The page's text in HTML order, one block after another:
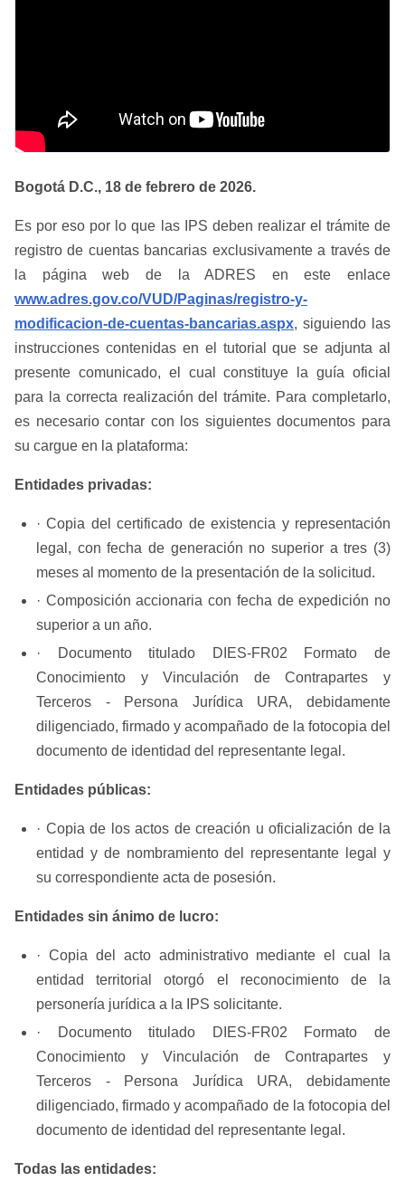
Bogotá D.C., 18 de febrero de 2026.
Es por eso por lo que las IPS deben realizar el trámite de
registro de cuentas bancarias exclusivamente a través de
la página web de la ADRES en este enlace
www.adres.gov.co/VUD/Paginas/registro-y-
modificacion-de-cuentas-bancarias.aspx, siguiendo las
instrucciones contenidas en el tutorial que se adjunta al
presente comunicado, el cual constituye la guía oficial
para la correcta realización del trámite. Para completarlo,
es necesario contar con los siguientes documentos para
su cargue en la plataforma:
Entidades privadas:
· Copia del certificado de existencia y representación
legal, con fecha de generación no superior a tres (3)
meses al momento de la presentación de la solicitud.
· Composición accionaria con fecha de expedición no
superior a un año.
· Documento titulado DIES-FR02 Formato de
Conocimiento y Vinculación de Contrapartes y
Terceros - Persona Jurídica URA, debidamente
diligenciado, firmado y acompañado de la fotocopia del
documento de identidad del representante legal.
Entidades públicas:
· ​Copia de los actos de creación u oficialización de la
entidad y de nombramiento del representante legal y
su correspondiente acta de posesión.
Entidades sin ánimo de lucro:
· Copia del acto administrativo mediante el cual la
entidad territorial otorgó el reconocimiento de la
personería jurídica a la IPS solicitante.
· Documento titulado DIES-FR02 Formato de
Conocimiento y Vinculación de Contrapartes y
Terceros - Persona Jurídica URA, debidamente
diligenciado, firmado y acompañado de la fotocopia del
documento de identidad del representante legal.
Todas las entidades: